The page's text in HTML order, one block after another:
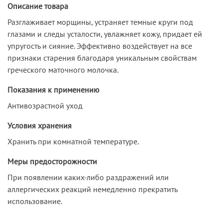
Описание товара
Разглаживает морщины, устраняет темные круги под
глазами и следы усталости, увлажняет кожу, придает ей
упругость и сияние. Эффективно воздействует на все
признаки старения благодаря уникальным свойствам
греческого маточного молочка.
Показания к применению
Антивозрастной уход
Условия хранения
Хранить при комнатной температуре.
Меры предосторожности
При появлении каких-либо раздражений или
аллергических реакций немедленно прекратить
использование.